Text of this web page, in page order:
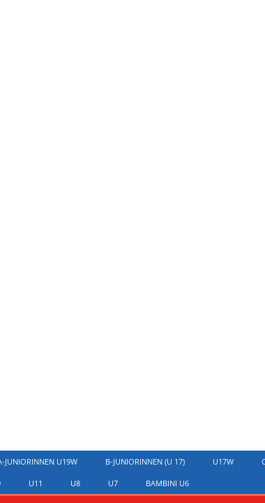
JUNIORINNEN U19W B-JUNIORINNEN (U 17) U17W
U11 U8 U7 BAMBINI U6